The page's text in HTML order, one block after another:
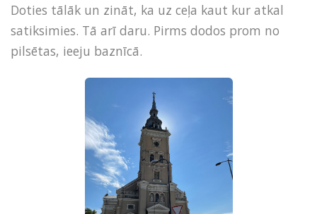
Doties tālāk un zināt, ka uz ceļa kaut kur atkal
satiksimies. Tā arī daru. Pirms dodos prom no
pilsētas, ieeju baznīcā.